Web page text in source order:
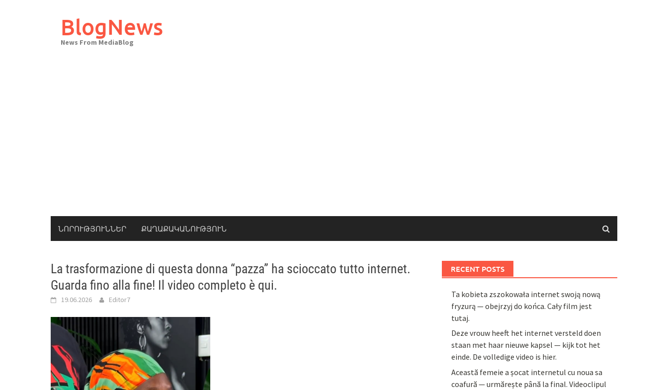
BlogNews
News From MediaBlog
ՆՈՐՈՒԹՅՈՒՆՆԵՐ ՔԱՂԱՔԱԿԱՆՈՒԹՅՈՒՆ
La trasformazione di questa donna “pazza” ha scioccato tutto internet.
Guarda fino alla fine! Il video completo è qui.
19.06.2026 Editor7
RECENT POSTS
Ta kobieta zszokowała internet swoją nową
fryzurą — obejrzyj do końca. Cały film jest
tutaj.
Deze vrouw heeft het internet versteld doen
staan met haar nieuwe kapsel — kijk tot het
einde. De volledige video is hier.
Această femeie a șocat internetul cu noua sa
coafură — urmărește până la final. Videoclipul